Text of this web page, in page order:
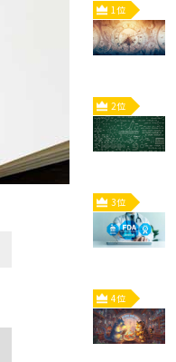
1位
2位
3位
4位